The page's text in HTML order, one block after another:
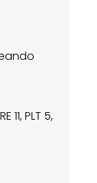
11, PLT 5,